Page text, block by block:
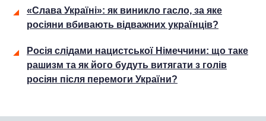
«Слава Україні»: як виникло гасло, за яке
росіяни вбивають відважних українців?
Росія слідами нацистської Німеччини: що таке
рашизм та як його будуть витягати з голів
росіян після перемоги України?